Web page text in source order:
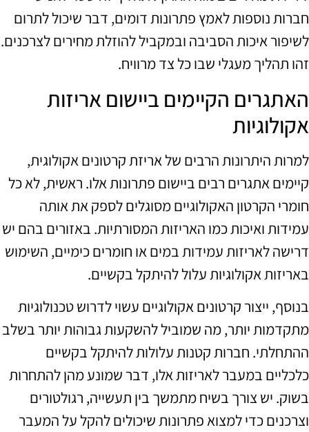
חברות נוספות לאמץ פתרונות דומים, דבר שיכול לתרום
לשיפור איכות הסביבה ובמקביל להוזלת מחירים לצרכנים.
זהו תהליך מעגלי שבו כל צד מרוויח.
האתגרים הקיימים ביישום אריזות
אקולוגיות
למרות היתרונות הרבים של אריזת קרטונים אקולוגית,
קיימים אתגרים רבים ביישום פתרונות אלו. ראשית, לא כל
חומרי הקרטון האקולוגיים מסוגלים לספק את אותה
עמידות ואיכות כמו האריזות המסורתיות. באזורים בהם יש
דרישה לאריזות עמידות במים או חומרים כימיים, השימוש
באריזות אקולוגיות עלול להיתקל בקשיים.
בנוסף, ייצור קרטונים אקולוגיים עשוי לדרוש טכנולוגיות
מתקדמות יותר, מה שמוביל להשקעות גבוהות יותר בשלב
ההתחלתי. חברות קטנות עלולות להיתקל בקשיים
כלכליים במעבר לאריזות אלו, דבר שמונע מהן להתחרות
בשוק. יש צורך בשיח מתמשך בין תעשייה, רגולטורים
וצרכנים כדי למצוא פתרונות שיכולים להקל על המעבר